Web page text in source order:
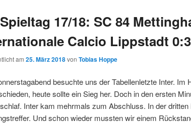
17/18: SC 84
Calcio Lippstadt
am25. März 2018vonTobias Hoppe
besuchte uns der Tabellenletzte Inter. Im
heute sollte ein Sieg her. Doch in den ersten
Inter kam mehrmals zum Abschluss. In der dritten
Und schon wieder mussten wir einem